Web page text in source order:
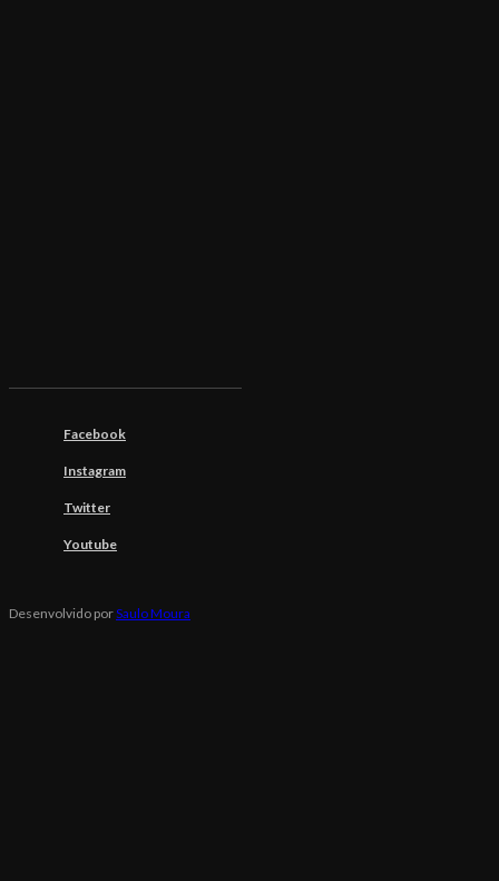
Facebook
Instagram
Twitter
Youtube
Desenvolvido porSaulo Moura